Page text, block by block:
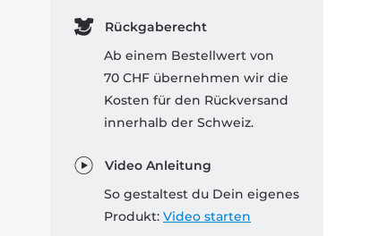
Rückgaberecht
Ab einem Bestellwert von
70 CHF übernehmen wir die
Kosten für den Rückversand
innerhalb der Schweiz.
Video Anleitung
So gestaltest du Dein eigenes
Produkt: Video starten